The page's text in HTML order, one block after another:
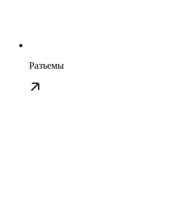
Разъемы